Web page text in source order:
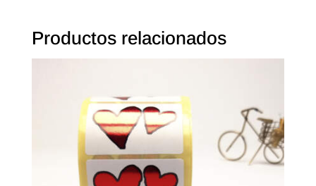
Productos relacionados